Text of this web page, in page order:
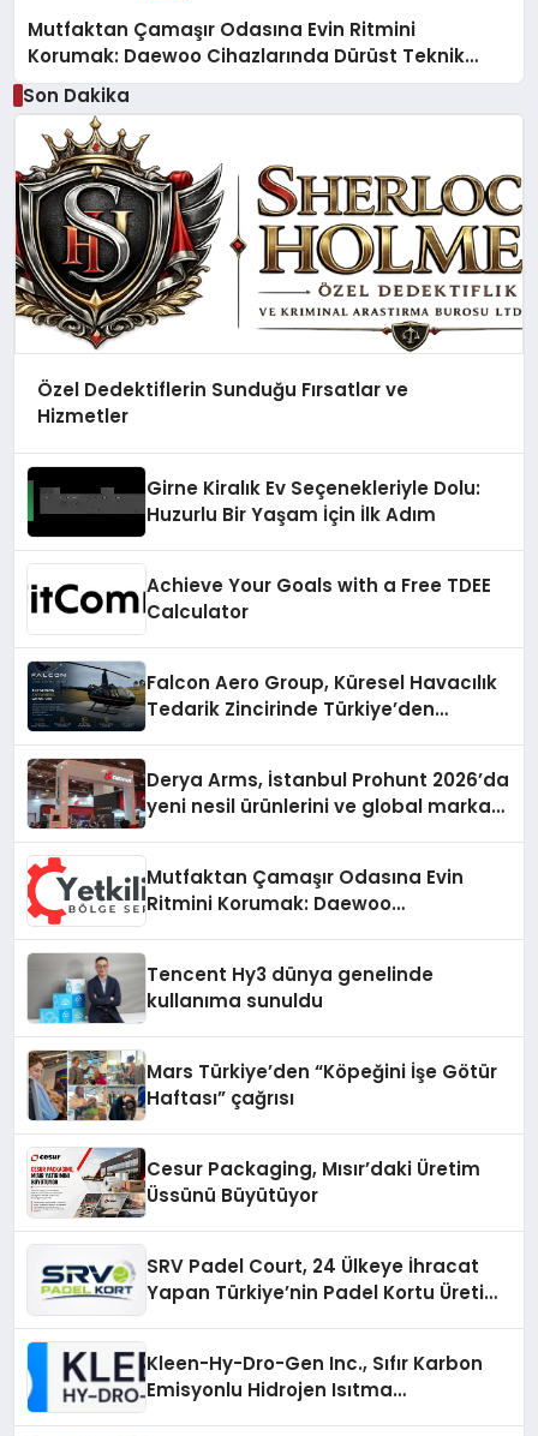
Mutfaktan Çamaşır Odasına Evin Ritmini
Korumak: Daewoo Cihazlarında Dürüst Teknik
Destek Deneyimi
Son Dakika
Özel Dedektiflerin Sunduğu Fırsatlar ve
Hizmetler
Girne Kiralık Ev Seçenekleriyle Dolu:
Huzurlu Bir Yaşam İçin İlk Adım
Achieve Your Goals with a Free TDEE
Calculator
Falcon Aero Group, Küresel Havacılık
Tedarik Zincirinde Türkiye’den
Derya Arms, İstanbul Prohunt 2026’da
yeni nesil ürünlerini ve global marka
Mutfaktan Çamaşır Odasına Evin
Ritmini Korumak: Daewoo
Tencent Hy3 dünya genelinde
kullanıma sunuldu
Mars Türkiye’den “Köpeğini İşe Götür
Haftası” çağrısı
Cesur Packaging, Mısır’daki Üretim
Üssünü Büyütüyor
SRV Padel Court, 24 Ülkeye İhracat
Yapan Türkiye’nin Padel Kortu Üretim
Kleen-Hy-Dro-Gen Inc., Sıfır Karbon
Emisyonlu Hidrojen Isıtma